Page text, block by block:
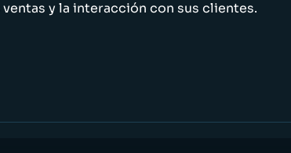
y la interacción con sus clientes.